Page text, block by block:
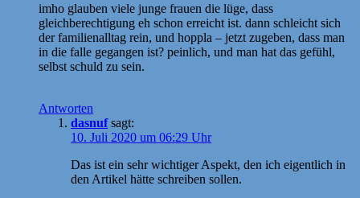
imho glauben viele junge frauen die lüge, dass
gleichberechtigung eh schon erreicht ist. dann schleicht sich
der familienalltag rein, und hoppla – jetzt zugeben, dass man
in die falle gegangen ist? peinlich, und man hat das gefühl,
selbst schuld zu sein.
Antworten
dasnuf sagt:
10. Juli 2020 um 06:29 Uhr
Das ist ein sehr wichtiger Aspekt, den ich eigentlich in
den Artikel hätte schreiben sollen.